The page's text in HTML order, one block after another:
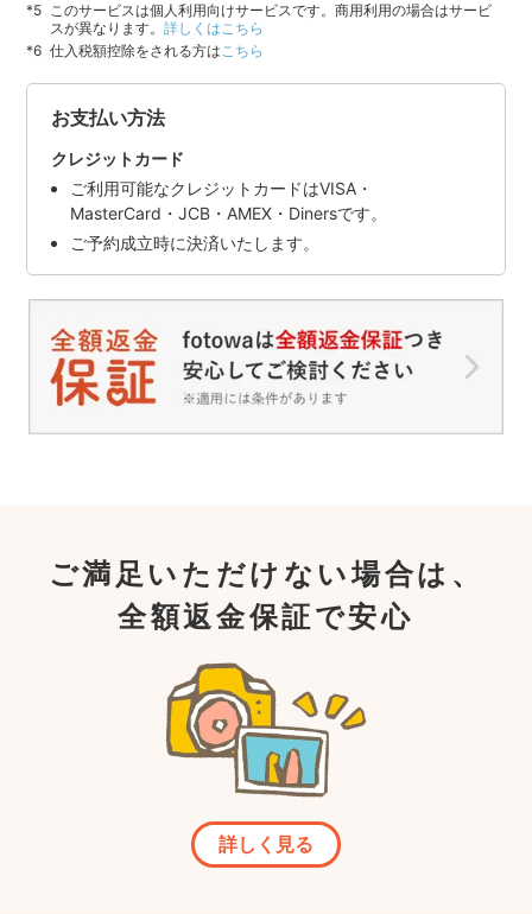
このサービスは個人利用向けサービスです。商用利用の場合はサービ
スが異なります。詳しくはこちら
仕入税額控除をされる方はこちら
お支払い方法
クレジットカード
ご利用可能なクレジットカードはVISA・
MasterCard・JCB・AMEX・Dinersです。
ご予約成立時に決済いたします。
ご満足いただけない場合は、
全額返金保証で安心
詳しく見る